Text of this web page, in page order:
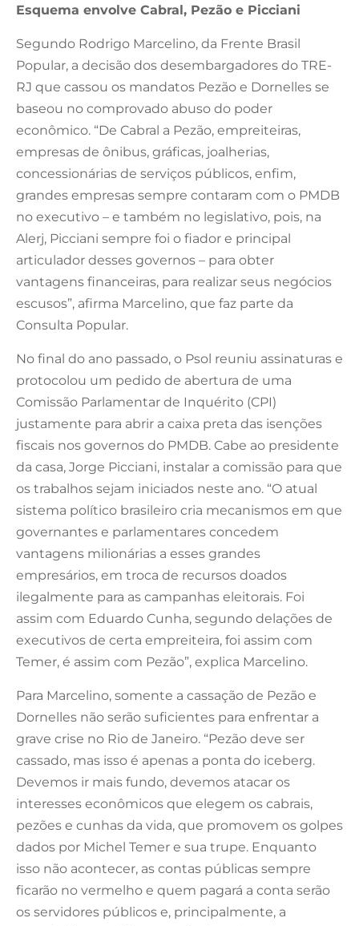
Esquema envolve Cabral, Pezão e Picciani
Segundo Rodrigo Marcelino, da Frente Brasil
Popular, a decisão dos desembargadores do TRE-
RJ que cassou os mandatos Pezão e Dornelles se
baseou no comprovado abuso do poder
econômico. “De Cabral a Pezão, empreiteiras,
empresas de ônibus, gráficas, joalherias,
concessionárias de serviços públicos, enfim,
grandes empresas sempre contaram com o PMDB
no executivo – e também no legislativo, pois, na
Alerj, Picciani sempre foi o fiador e principal
articulador desses governos – para obter
vantagens financeiras, para realizar seus negócios
escusos”, afirma Marcelino, que faz parte da
Consulta Popular.
No final do ano passado, o Psol reuniu assinaturas e
protocolou um pedido de abertura de uma
Comissão Parlamentar de Inquérito (CPI)
justamente para abrir a caixa preta das isenções
fiscais nos governos do PMDB. Cabe ao presidente
da casa, Jorge Picciani, instalar a comissão para que
os trabalhos sejam iniciados neste ano. “O atual
sistema político brasileiro cria mecanismos em que
governantes e parlamentares concedem
vantagens milionárias a esses grandes
empresários, em troca de recursos doados
ilegalmente para as campanhas eleitorais. Foi
assim com Eduardo Cunha, segundo delações de
executivos de certa empreiteira, foi assim com
Temer, é assim com Pezão”, explica Marcelino.
Para Marcelino, somente a cassação de Pezão e
Dornelles não serão suficientes para enfrentar a
grave crise no Rio de Janeiro. “Pezão deve ser
cassado, mas isso é apenas a ponta do iceberg.
Devemos ir mais fundo, devemos atacar os
interesses econômicos que elegem os cabrais,
pezões e cunhas da vida, que promovem os golpes
dados por Michel Temer e sua trupe. Enquanto
isso não acontecer, as contas públicas sempre
ficarão no vermelho e quem pagará a conta serão
os servidores públicos e, principalmente, a